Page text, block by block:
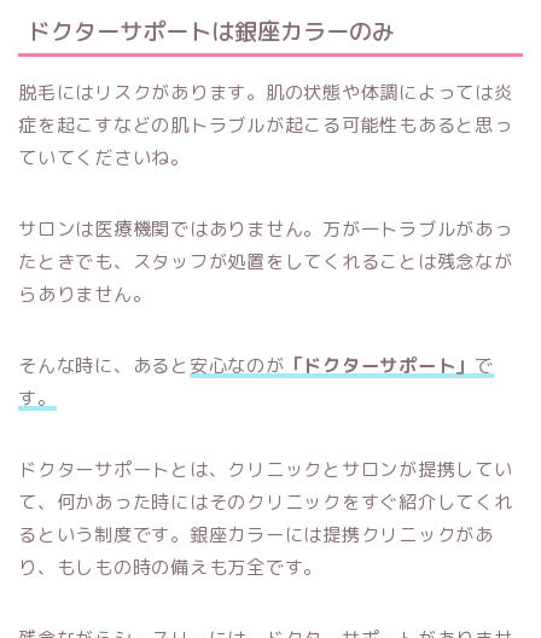
ドクターサポートは銀座カラーのみ
脱毛にはリスクがあります。肌の状態や体調によっては炎
症を起こすなどの肌トラブルが起こる可能性もあると思っ
ていてくださいね。
サロンは医療機関ではありません。万が一トラブルがあっ
たときでも、スタッフが処置をしてくれることは残念なが
らありません。
そんな時に、あると 安心なのが 「ドクターサポート」 で
す。
ドクターサポートとは、クリニックとサロンが提携してい
て、何かあった時にはそのクリニックをすぐ紹介してくれ
るという制度です。銀座カラーには提携クリニックがあ
り、もしもの時の備えも万全です。